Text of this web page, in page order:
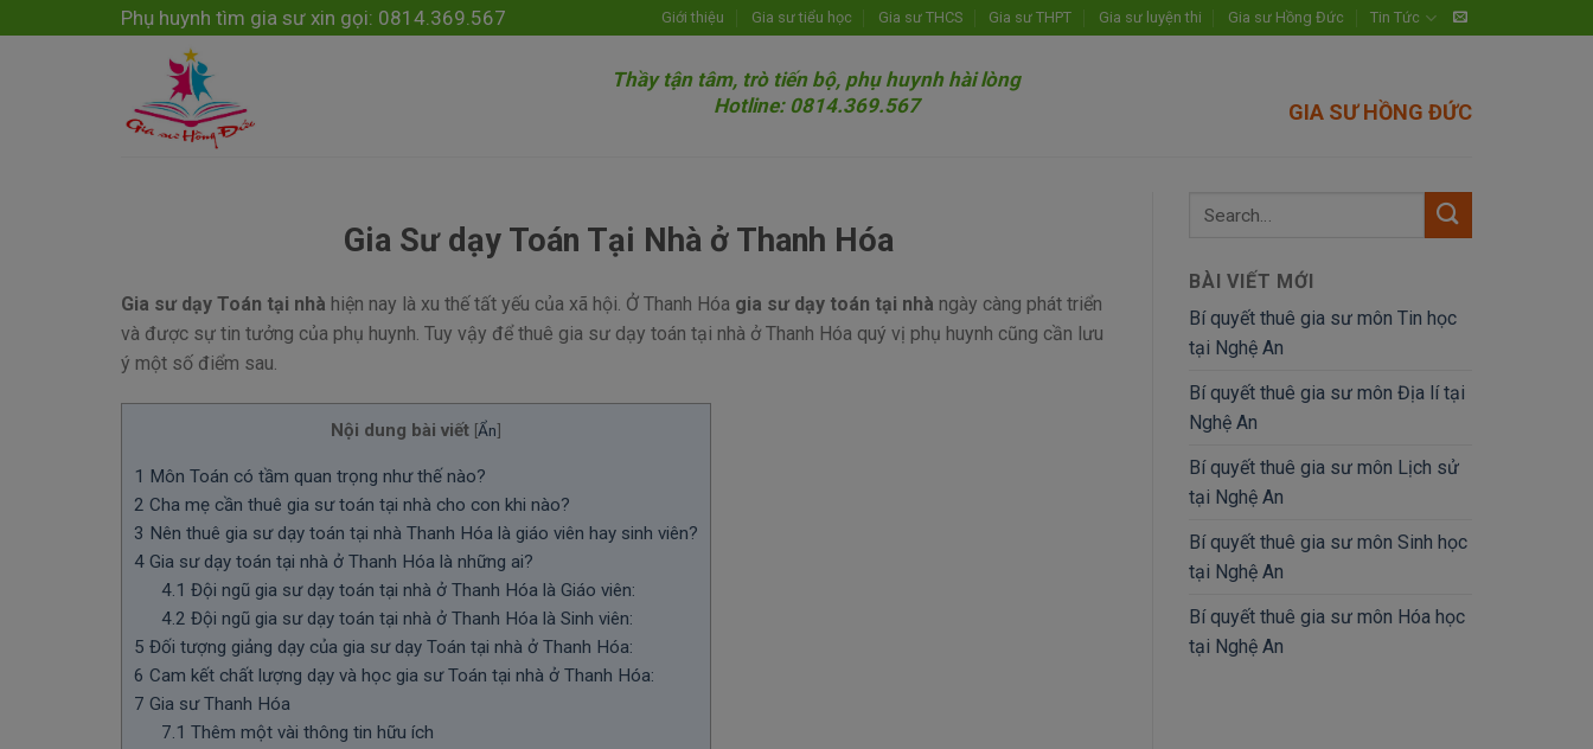
to
Phụ huynh tìm gia sư xin gọi: 0814.369.567 Giới thiệu Gia sư tiểu học Gia sư THCS Gia sư THPT Gia sư luyện thi Gia sư Hồng Đức Tin Tức
Thầy tận tâm, trò tiến bộ, phụ huynh hài lòng
Hotline: 0814.369.567
GIA SƯ HỒNG ĐỨC
Gia Sư dạy Toán Tại Nhà ở Thanh Hóa
Gia sư dạy Toán tại nhà hiện nay là xu thế tất yếu của xã hội. Ở Thanh Hóa gia sư dạy toán tại nhà ngày càng phát triển
và được sự tin tưởng của phụ huynh. Tuy vậy để thuê gia sư dạy toán tại nhà ở Thanh Hóa quý vị phụ huynh cũng cần lưu
ý một số điểm sau.
Nội dung bài viết [Ẩn]
1 Môn Toán có tầm quan trọng như thế nào?
2 Cha mẹ cần thuê gia sư toán tại nhà cho con khi nào?
3 Nên thuê gia sư dạy toán tại nhà Thanh Hóa là giáo viên hay sinh viên?
4 Gia sư dạy toán tại nhà ở Thanh Hóa là những ai?
4.1 Đội ngũ gia sư dạy toán tại nhà ở Thanh Hóa là Giáo viên:
4.2 Đội ngũ gia sư dạy toán tại nhà ở Thanh Hóa là Sinh viên:
5 Đối tượng giảng dạy của gia sư dạy Toán tại nhà ở Thanh Hóa:
6 Cam kết chất lượng dạy và học gia sư Toán tại nhà ở Thanh Hóa:
7 Gia sư Thanh Hóa
7.1 Thêm một vài thông tin hữu ích
BÀI VIẾT MỚI
Bí quyết thuê gia sư môn Tin học
tại Nghệ An
Bí quyết thuê gia sư môn Địa lí tại
Nghệ An
Bí quyết thuê gia sư môn Lịch sử
tại Nghệ An
Bí quyết thuê gia sư môn Sinh học
tại Nghệ An
Bí quyết thuê gia sư môn Hóa học
tại Nghệ An